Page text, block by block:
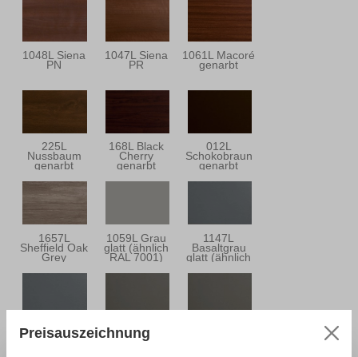
1048L Siena
PN
1047L Siena
PR
1061L Macoré
genarbt
225L
Nussbaum
genarbt
168L Black
Cherry
genarbt
012L
Schokobraun
genarbt
8022)
1657L
Sheffield Oak
Grey
1059L Grau
glatt (ähnlich
RAL 7001)
1147L
Basaltgrau
glatt (ähnlich
134L
Basaltgrau
926L
Quarzgrau
Preisauszeichnung